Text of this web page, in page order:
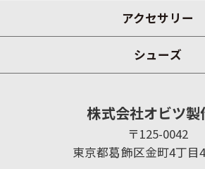
アクセサリー
シューズ
株式会社オビツ製
〒125-0042
東京都葛飾区金町4丁目